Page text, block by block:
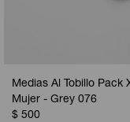
Medias Al Tobillo Pack
Mujer - Grey 076
$ 500